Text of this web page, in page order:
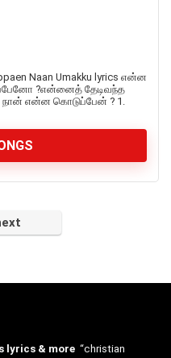
Naan Umakku lyrics என்ன
?என்னைத் தேடிவந்த
என்ன கொடுப்பேன் ? 1.
lyrics & more “christian